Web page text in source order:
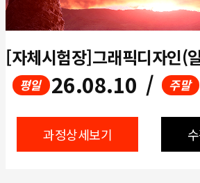
평일 26.08.10 / 주말
과정상세보기